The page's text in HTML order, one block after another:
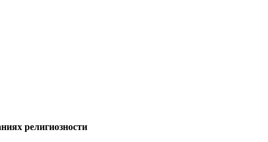
религиозности